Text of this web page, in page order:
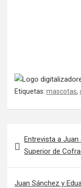
Etiquetas: mascotas,
Entrevista a Juan
Superior de
Juan Sánchez y